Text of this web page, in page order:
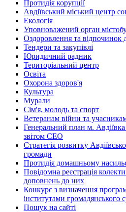
Протидія корупції
Авдіївський міський центр
Екологія
Уповноважений орган
Оздоровлення та відпочинок
Тендери та закупівлі
Юридичний радник
Територіальний центр
Освіта
Охорона здоров'я
Культура
Мурали
Сім'я, молодь та спорт
Ветеранам війни та
Генеральний план м.
звітом СЕО
Стратегія розвитку
громади
Протидія домашньому
Повідомна реєстрація
доповнень до них
Конкурс з визначення
інститутами громадянського
Пошук на сайті